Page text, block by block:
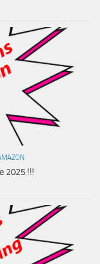
2025 !!!